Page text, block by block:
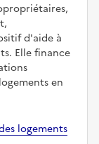
d'aide à
Elle finance
en
logements